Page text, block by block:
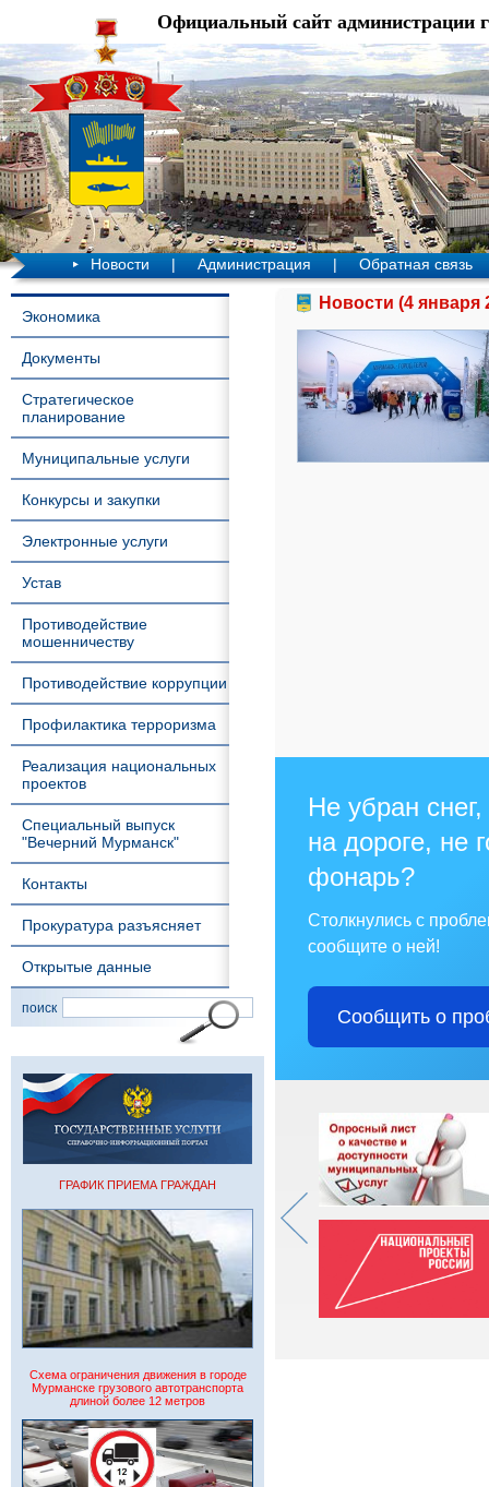
Официальный сайт администрации
Новости | Администрация | Обратная связь
Экономика
Документы
Стратегическое
планирование
Муниципальные услуги
Конкурсы и закупки
Электронные услуги
Устав
Противодействие
мошенничеству
Противодействие коррупции
Профилактика терроризма
Реализация национальных
проектов
Специальный выпуск
"Вечерний Мурманск"
Контакты
Прокуратура разъясняет
Открытые данные
поиск
ГРАФИК ПРИЕМА ГРАЖДАН
Схема ограничения движения в городе
Мурманске грузового автотранспорта
длиной более 12 метров
Новости (4 января
Не убран
на дороге, не
фонарь?
Столкнулись с
сообщите о ней!
Сообщить о